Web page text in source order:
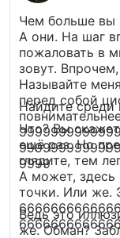
он живой».
оказался
натянутый.
Чем больше вы
А они. На шаг
пожаловать в
зовут.
Называйте
перед собой
9999
Найдите среди
Что? Вы
ещё раз. Но
глядите, тем
А может,
точки. Или же.
Ведь это
же. Обман?